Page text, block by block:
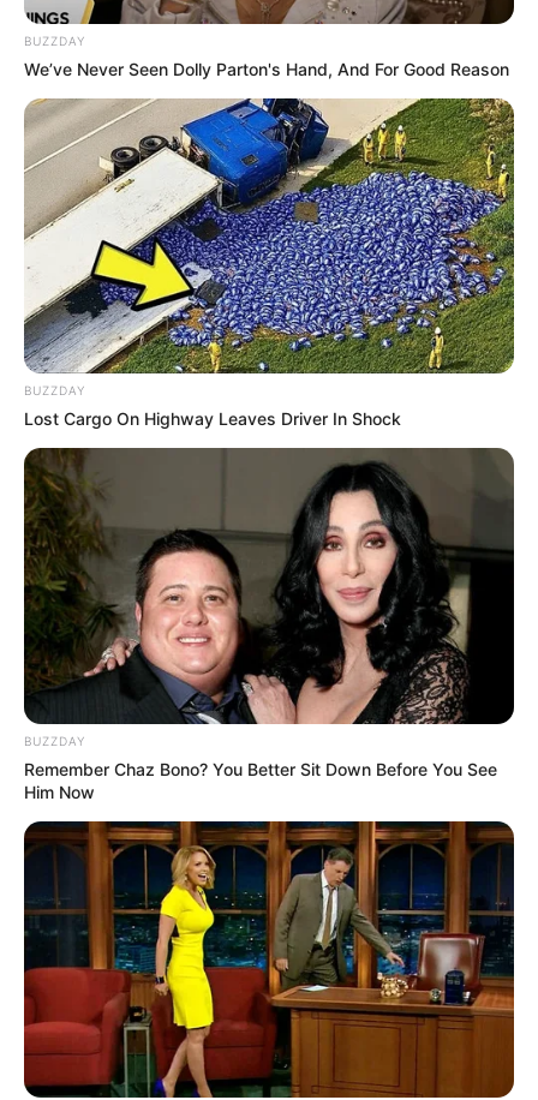
BUZZDAY
We’ve Never Seen Dolly Parton's Hand, And For Good Reason
BUZZDAY
Lost Cargo On Highway Leaves Driver In Shock
BUZZDAY
Remember Chaz Bono? You Better Sit Down Before You See
Him Now